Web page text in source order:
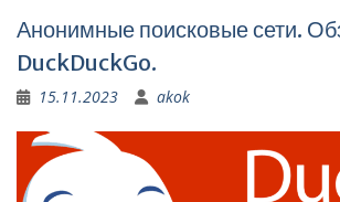
Анонимные поисковые сети.
DuckDuckGo.
15.11.2023 akok